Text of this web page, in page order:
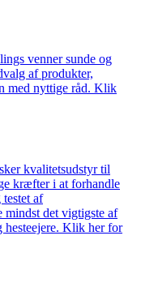
venner sunde og
af produkter,
med nyttige råd. Klik
kvalitetsudstyr til
kræfter i at forhandle
af
det vigtigste af
hesteejere. Klik her for